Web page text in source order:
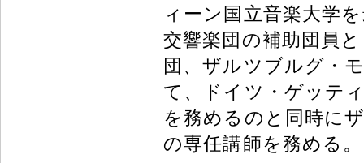
ィーン国立音楽大学
交響楽団の補助団員
団、ザルツブルグ・
て、ドイツ・ゲッテ
を務めるのと同時に
の専任講師を務める。